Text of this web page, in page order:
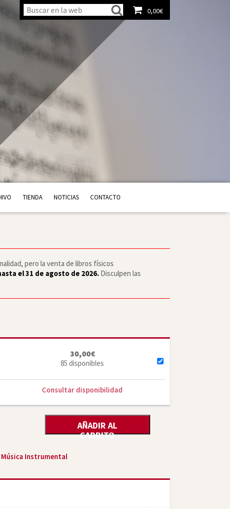
0,00€
TIENDA NOTICIAS CONTACTO
pero la venta de libros físicos
el 31 de agosto de 2026.Disculpen las
30,00€
85 disponibles
Consultar disponibilidad
AÑADIR AL
CARRITO
Música Instrumental